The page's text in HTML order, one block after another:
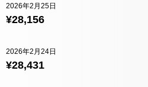
¥28,156
2026年2月25日
¥28,431
2026年2月24日